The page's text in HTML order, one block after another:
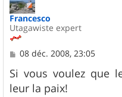
Francesco
Utagawiste expert
M
s
s
a
08 déc. 2008, 23:05
Si vous voulez que
leur la paix!